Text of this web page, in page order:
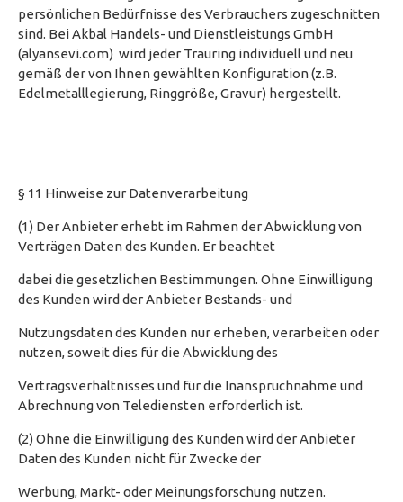
persönlichen Bedürfnisse des Verbrauchers zugeschnitten
sind. Bei Akbal Handels- und Dienstleistungs GmbH
(alyansevi.com) wird jeder Trauring individuell und neu
gemäß der von Ihnen gewählten Konfiguration (z.B.
Edelmetalllegierung, Ringgröße, Gravur) hergestellt.
§ 11 Hinweise zur Datenverarbeitung
(1) Der Anbieter erhebt im Rahmen der Abwicklung von
Verträgen Daten des Kunden. Er beachtet
dabei die gesetzlichen Bestimmungen. Ohne Einwilligung
des Kunden wird der Anbieter Bestands- und
Nutzungsdaten des Kunden nur erheben, verarbeiten oder
nutzen, soweit dies für die Abwicklung des
Vertragsverhältnisses und für die Inanspruchnahme und
Abrechnung von Telediensten erforderlich ist.
(2) Ohne die Einwilligung des Kunden wird der Anbieter
Daten des Kunden nicht für Zwecke der
Werbung, Markt- oder Meinungsforschung nutzen.